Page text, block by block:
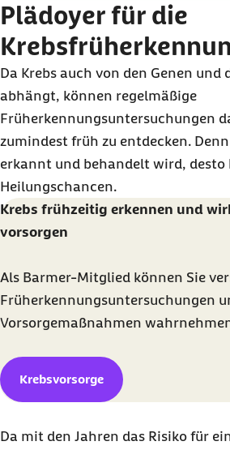
Plädoyer für die
Da Krebs auch von den Genen und
abhängt, können regelmäßige
Früherkennungsuntersuchungen
zumindest früh zu entdecken.
erkannt und behandelt wird, desto
Heilungschancen.
Krebs frühzeitig erkennen und
vorsorgen
Als Barmer-Mitglied können Sie
Früherkennungsuntersuchungen
Vorsorgemaßnahmen
Krebsvorsorge
Da mit den Jahren das Risiko für